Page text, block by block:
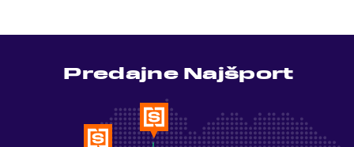
Predajne Najšport